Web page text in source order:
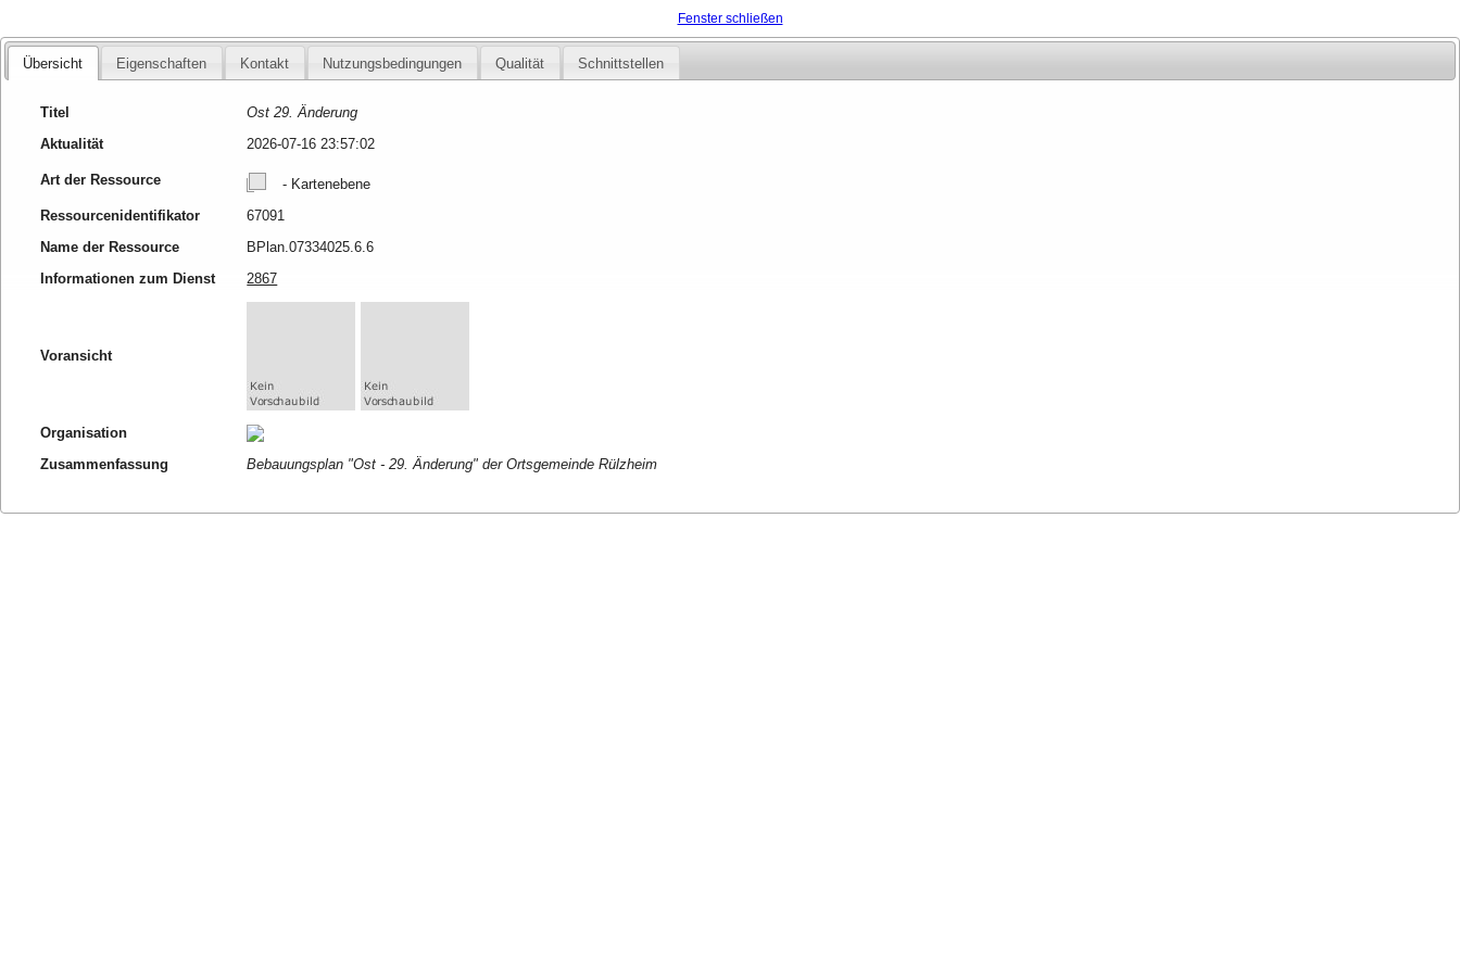
Fenster schließen
Übersicht Eigenschaften Kontakt Nutzungsbedingungen Qualität Schnittstellen
Titel
Ost 29. Änderung
Aktualität
2026-07-16 23:57:02
Art der Ressource
- Kartenebene
Ressourcenidentifikator
67091
Name der Ressource
BPlan.07334025.6.6
Informationen zum Dienst
2867
Voransicht
Organisation
Zusammenfassung
Bebauungsplan "Ost - 29. Änderung" der Ortsgemeinde Rülzheim